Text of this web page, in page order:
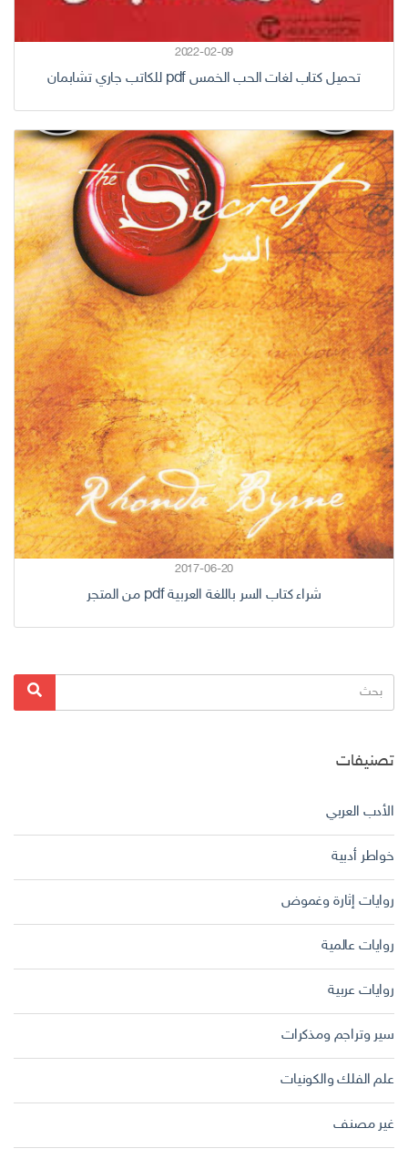
2022-02-09
تحميل كتاب لغات الحب الخمس pdf للكاتب جاري تشابمان
2017-06-20
شراء كتاب السر باللغة العربية pdf من المتجر
البحث
عن:
بحث
تصنيفات
الأدب العربي
خواطر أدبية
روايات إثارة وغموض
روايات عالمية
روايات عربية
سير وتراجم ومذكرات
علم الفلك والكونيات
غير مصنف